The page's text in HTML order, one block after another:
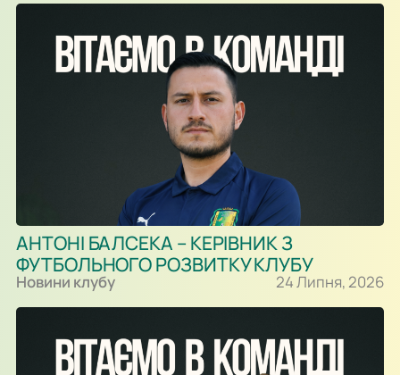
АНТОНІ БАЛСЕКА – КЕРІВНИК З
ФУТБОЛЬНОГО РОЗВИТКУ КЛУБУ
Новини клубу 24 Липня, 2026